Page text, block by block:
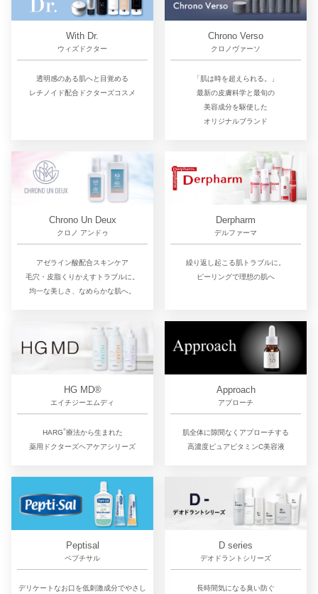
With Dr.
ウィズドクター
透明感のある肌へと目覚める
レチノイド配合ドクターズコスメ
Chrono Verso
クロノヴァーソ
「肌は時を超えられる。」
最新の皮膚科学と最旬の
美容成分を駆使した
オリジナルブランド
Chrono Un Deux
クロノ アンドゥ
アゼライン酸配合スキンケア
毛穴・皮脂くりかえすトラブルに。
均一な美しさ、なめらかな肌へ。
Derpharm
デルファーマ
繰り返し起こる肌トラブルに。
ピーリングで理想の肌へ
HG MD®
エイチジーエムディ
HARG®︎療法から生まれた
薬用ドクターズヘアケアシリーズ
Approach
アプローチ
肌全体に隙間なくアプローチする
高濃度ピュアビタミンC美容液
Peptisal
ペプチサル
デリケートなお口を低刺激成分でやさし
D series
デオドラントシリーズ
長時間気になる臭い防ぐ